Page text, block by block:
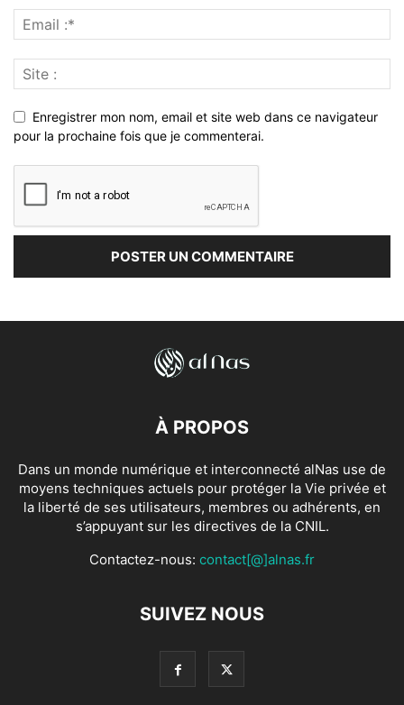
Enregistrer mon nom, email et site web dans ce navigateur
pour la prochaine fois que je commenterai.
À PROPOS
Dans un monde numérique et interconnecté alNas use de
moyens techniques actuels pour protéger la Vie privée et
la liberté de ses utilisateurs, membres ou adhérents, en
s’appuyant sur les directives de la CNIL.
Contactez-nous: contact[@]alnas.fr
SUIVEZ NOUS